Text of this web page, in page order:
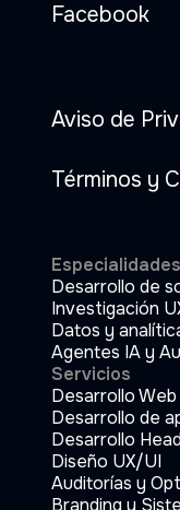
Facebook
Aviso de
Términos y
Especialidades
Desarrollo de
Investigación
Datos y
Agentes IA y
Servicios
Desarrollo Web
Desarrollo de
Desarrollo
Diseño UX/UI
Auditorías y
Branding y